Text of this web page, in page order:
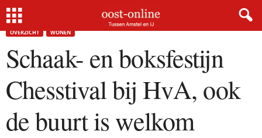
Home Schaak- en boksfestijn Chesstival bij HvA, ook de buurt is welkom
OVERZICHT WONEN
Schaak- en boksfestijn
Chesstival bij HvA, ook
de buurt is welkom